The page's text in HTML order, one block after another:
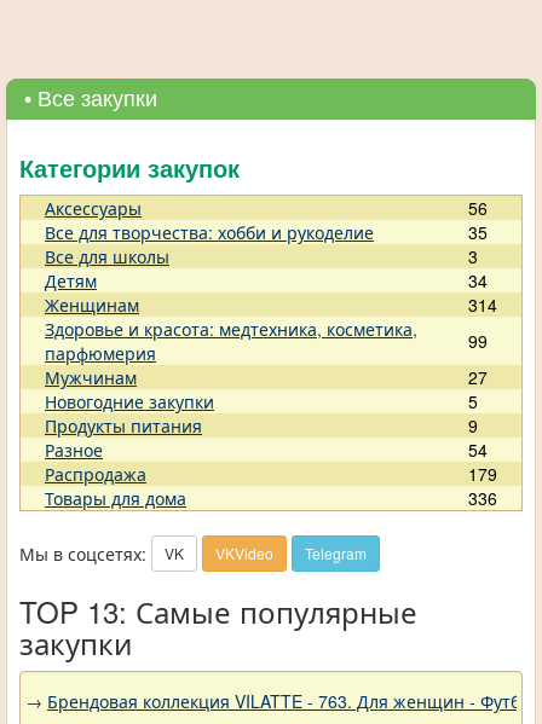
• Все закупки
Категории закупок
Аксессуары
56
Все для творчества: хобби и рукоделие
35
Все для школы
3
Детям
34
Женщинам
314
Здоровье и красота: медтехника, косметика,
парфюмерия
99
Мужчинам
27
Новогодние закупки
5
Продукты питания
9
Разное
54
Распродажа
179
Товары для дома
336
Мы в соцсетях: VK VKVideo Telegram
TOP 13: Самые популярные
закупки
→ Брендовая коллекция VILATTE - 763. Для женщин -